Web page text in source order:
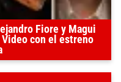
Fiore y Magui
Video con el estreno